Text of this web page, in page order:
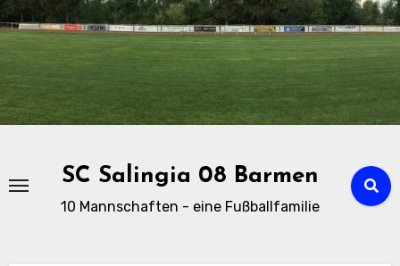
SC Salingia 08 Barmen
10 Mannschaften - eine Fußballfamilie